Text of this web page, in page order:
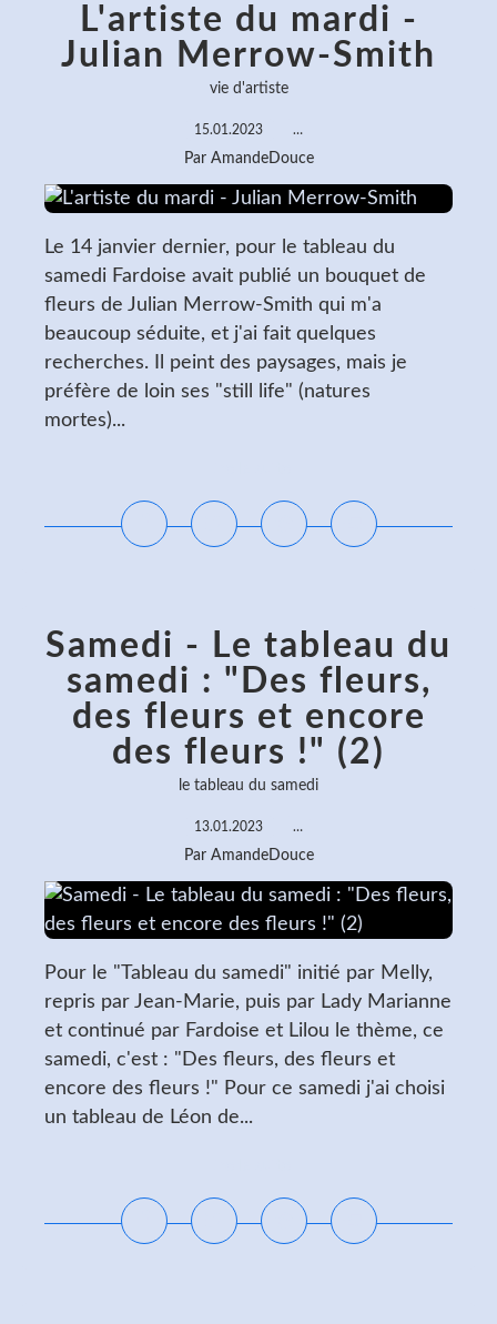
L'artiste du mardi -
Julian Merrow-Smith
vie d'artiste
15.01.2023 …
Par AmandeDouce
Le 14 janvier dernier, pour le tableau du
samedi Fardoise avait publié un bouquet de
fleurs de Julian Merrow-Smith qui m'a
beaucoup séduite, et j'ai fait quelques
recherches. Il peint des paysages, mais je
préfère de loin ses "still life" (natures
mortes)...
Samedi - Le tableau du
samedi : "Des fleurs,
des fleurs et encore
des fleurs !" (2)
le tableau du samedi
13.01.2023 …
Par AmandeDouce
Pour le "Tableau du samedi" initié par Melly,
repris par Jean-Marie, puis par Lady Marianne
et continué par Fardoise et Lilou le thème, ce
samedi, c'est : "Des fleurs, des fleurs et
encore des fleurs !" Pour ce samedi j'ai choisi
un tableau de Léon de...